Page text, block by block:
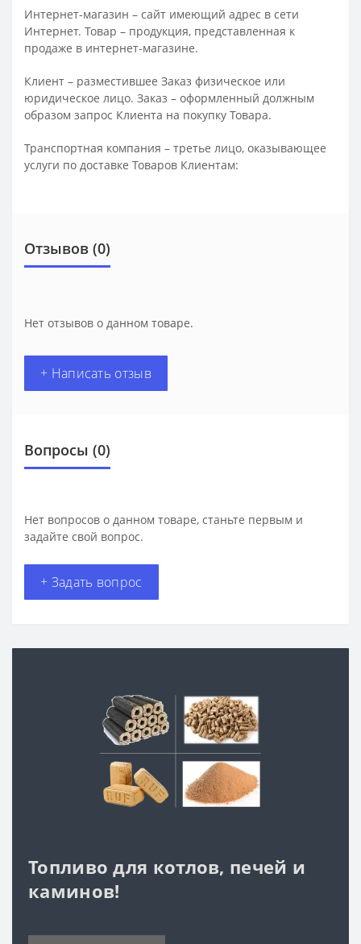
Интернет-магазин – сайт имеющий адрес в сети
Интернет. Товар – продукция, представленная к
продаже в интернет-магазине.
Клиент – разместившее Заказ физическое или
юридическое лицо. Заказ – оформленный должным
образом запрос Клиента на покупку Товара.
Транспортная компания – третье лицо, оказывающее
услуги по доставке Товаров Клиентам:
Отзывов (0)
Нет отзывов о данном товаре.
+ Написать отзыв
Вопросы (0)
Нет вопросов о данном товаре, станьте первым и
задайте свой вопрос.
+ Задать вопрос
Топливо для котлов, печей и
каминов!